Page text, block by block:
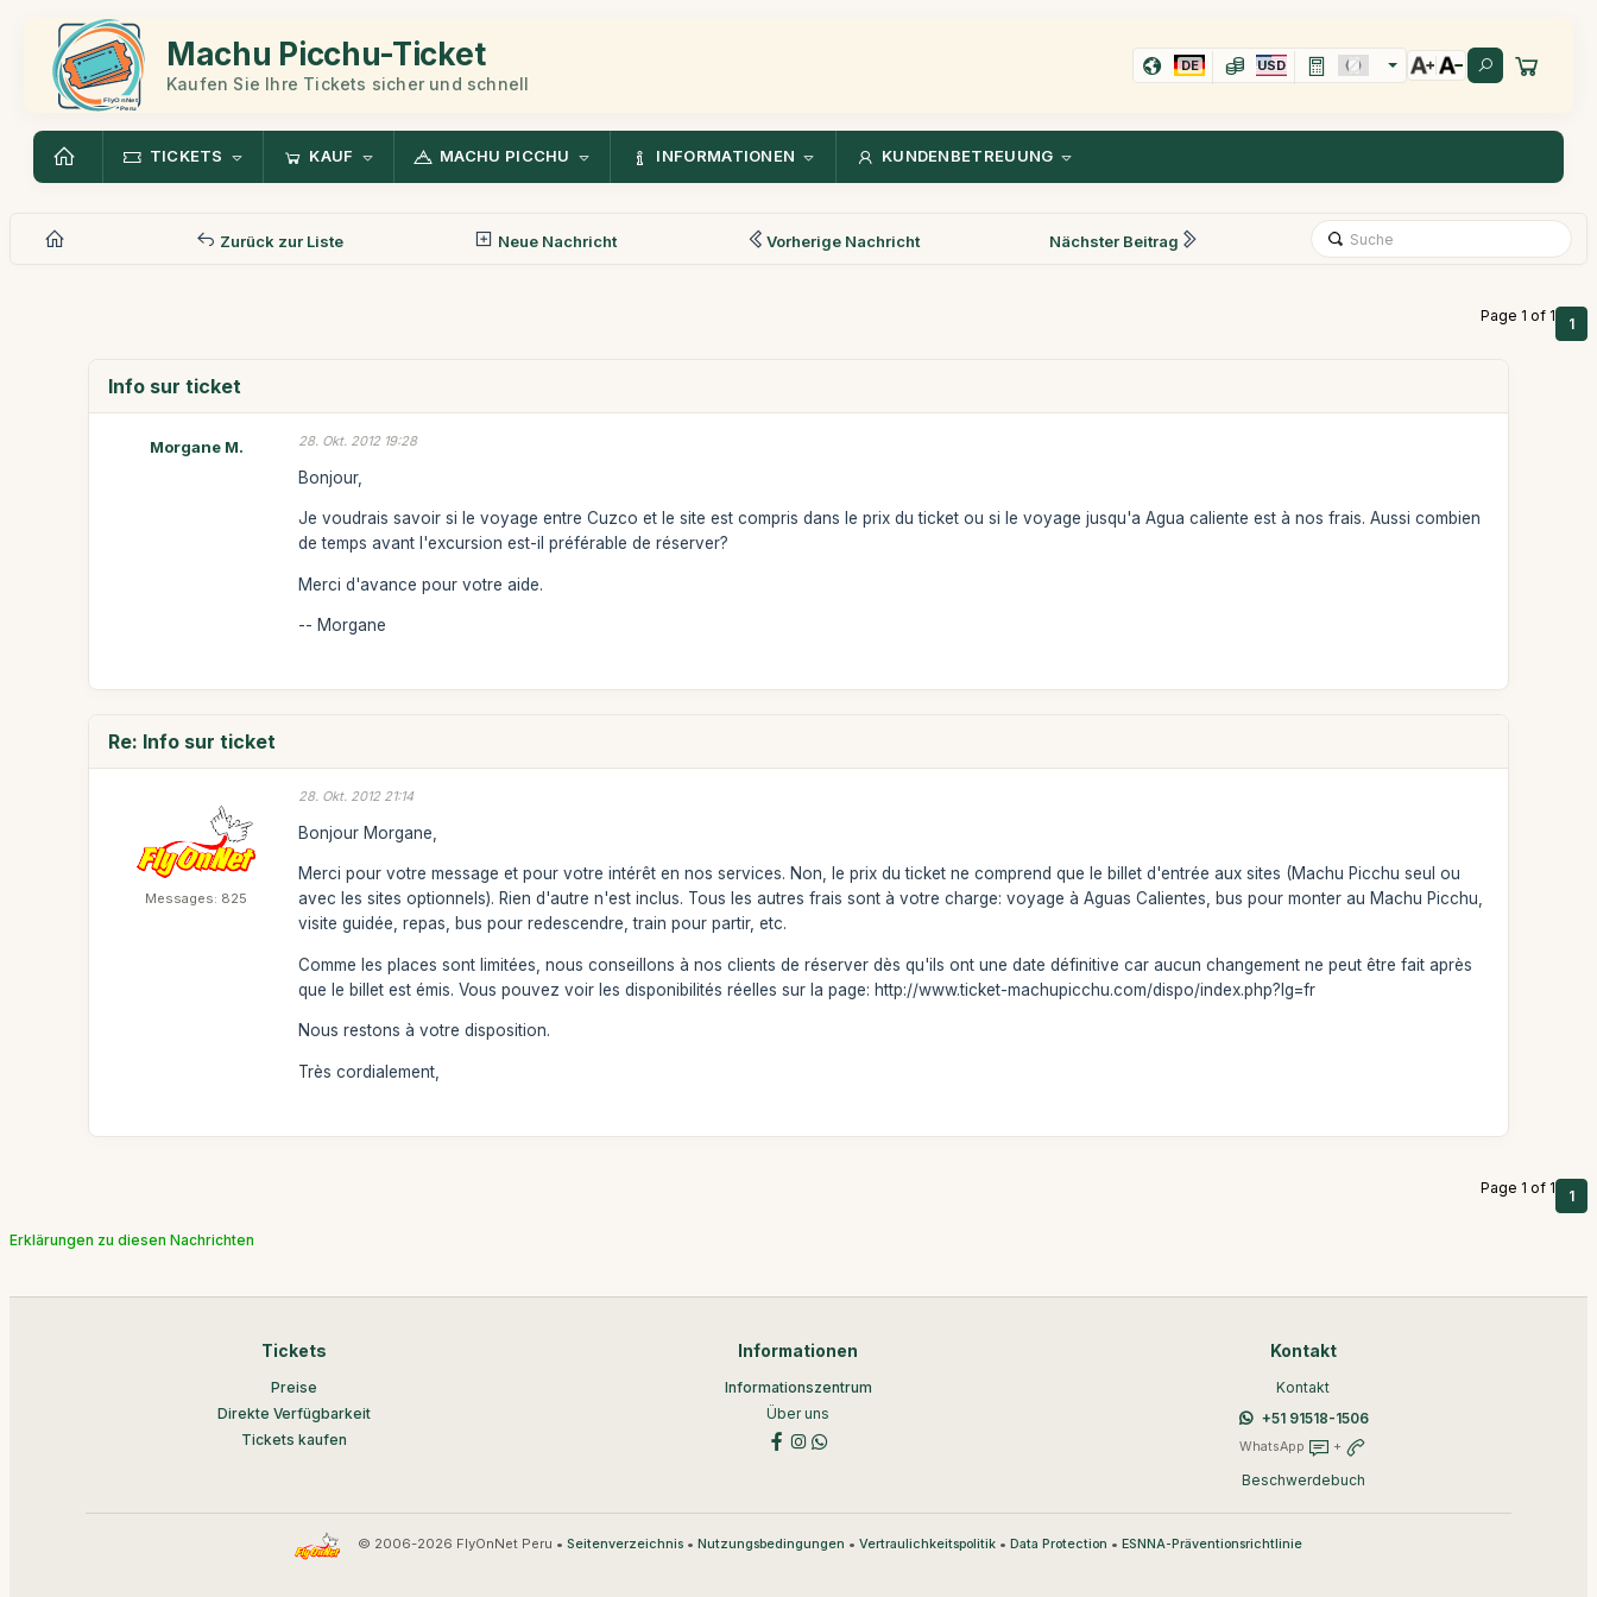
Machu Picchu-Ticket
Kaufen Sie Ihre Tickets sicher und schnell
DE USD
TICKETS KAUF MACHU PICCHU INFORMATIONEN KUNDENBETREUUNG
Zurück zur Liste Neue Nachricht Vorherige Nachricht Nächster Beitrag
Page 1 of 1 1
Info sur ticket
Morgane M. 28. Okt. 2012 19:28
Bonjour,
Je voudrais savoir si le voyage entre Cuzco et le site est compris dans le prix du ticket ou si le voyage jusqu'a Agua caliente est à nos frais. Aussi combien
de temps avant l'excursion est-il préférable de réserver?
Merci d'avance pour votre aide.
-- Morgane
Re: Info sur ticket
Messages: 825
28. Okt. 2012 21:14
Bonjour Morgane,
Merci pour votre message et pour votre intérêt en nos services. Non, le prix du ticket ne comprend que le billet d'entrée aux sites (Machu Picchu seul ou
avec les sites optionnels). Rien d'autre n'est inclus. Tous les autres frais sont à votre charge: voyage à Aguas Calientes, bus pour monter au Machu Picchu,
visite guidée, repas, bus pour redescendre, train pour partir, etc.
Comme les places sont limitées, nous conseillons à nos clients de réserver dès qu'ils ont une date définitive car aucun changement ne peut être fait après
que le billet est émis. Vous pouvez voir les disponibilités réelles sur la page: http://www.ticket-machupicchu.com/dispo/index.php?lg=fr
Nous restons à votre disposition.
Très cordialement,
Page 1 of 1 1
Erklärungen zu diesen Nachrichten
Tickets
Preise
Direkte Verfügbarkeit
Tickets kaufen
Informationen
Informationszentrum
Über uns
Kontakt
Kontakt
+51 91518-1506
WhatsApp +
Beschwerdebuch
© 2006-2026 FlyOnNet Peru • Seitenverzeichnis• Nutzungsbedingungen • Vertraulichkeitspolitik• Data Protection • ESNNA-Präventionsrichtlinie